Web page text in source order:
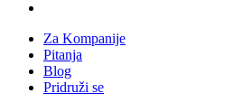
Za Kompanije
Pitanja
Blog
Pridruži se